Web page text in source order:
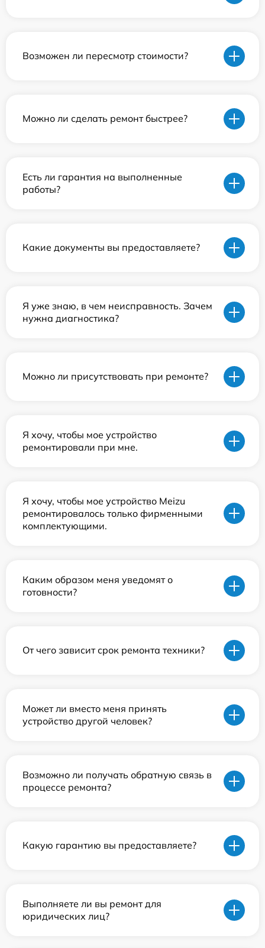
Возможен ли пересмотр стоимости?
Можно ли сделать ремонт быстрее?
Есть ли гарантия на выполненные
работы?
Какие документы вы предоставляете?
Я уже знаю, в чем неисправность. Зачем
нужна диагностика?
Можно ли присутствовать при ремонте?
Я хочу, чтобы мое устройство
ремонтировали при мне.
Я хочу, чтобы мое устройство Meizu
ремонтировалось только фирменными
комплектующими.
Каким образом меня уведомят о
готовности?
От чего зависит срок ремонта техники?
Может ли вместо меня принять
устройство другой человек?
Возможно ли получать обратную связь в
процессе ремонта?
Какую гарантию вы предоставляете?
Выполняете ли вы ремонт для
юридических лиц?